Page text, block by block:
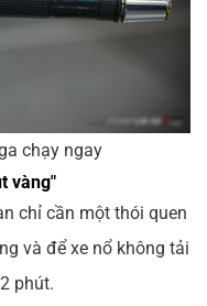
chạy ngay
vàng"
chỉ cần một thói quen
và để xe nổ không tải
phút.